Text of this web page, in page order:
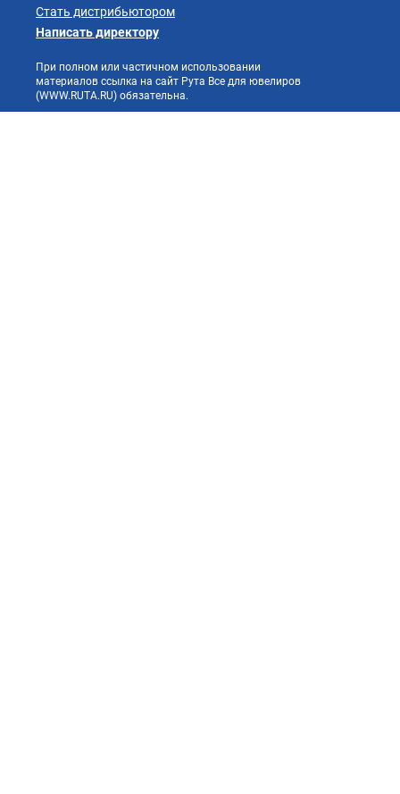
Стать дистрибьютором
Написать директору
При полном или частичном использовании
материалов ссылка на сайт Рута Все для ювелиров
(WWW.RUTA.RU) обязательна.